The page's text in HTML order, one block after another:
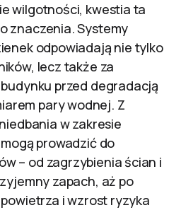
wilgotności, kwestia ta
znaczenia. Systemy
odpowiadają nie tylko
lecz także za
przed degradacją
pary wodnej. Z
w zakresie
prowadzić do
– od zagrzybienia ścian i
zapach, aż po
i wzrost ryzyka